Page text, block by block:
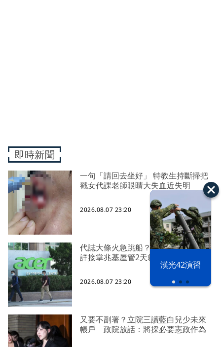
漢光42演習
即時新聞
一句「請回去坐好」 特教生持斷掃把
戳女代課老師眼睛大失血近失明
2026.08.07 23:20
代誌大條火急跳船？ 宏碁派任李文
詳接掌兆基屋管2天就喊撤出！
2026.08.07 23:20
又要不副署？立院三讀藍白兒少未來
帳戶 政院放話：將採必要憲政作為